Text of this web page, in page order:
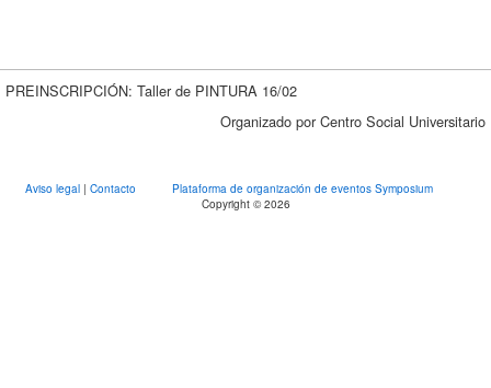
PREINSCRIPCIÓN: Taller de PINTURA 16/02
Organizado por Centro Social Universitario
Aviso legal | Contacto
Plataforma de organización de eventos Symposium
Copyright © 2026